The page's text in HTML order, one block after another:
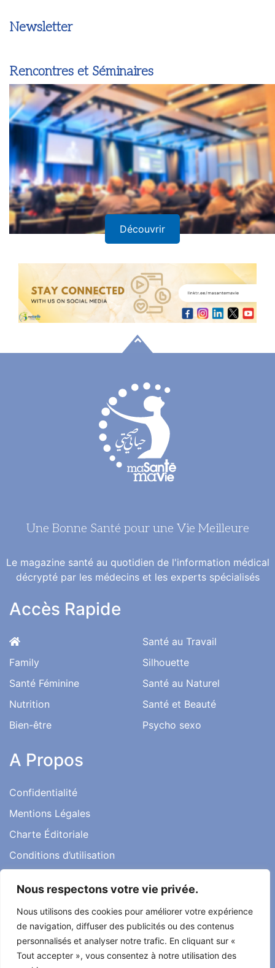
Nous respectons votre vie privée.
Nous utilisons des cookies pour améliorer votre expérience
de navigation, diffuser des publicités ou des contenus
personnalisés et analyser notre trafic. En cliquant sur «
Tout accepter », vous consentez à notre utilisation des
Newsletter
Rencontres et Séminaires
Découvrir
Une Bonne Santé pour une Vie Meilleure
Le magazine santé au quotidien de l'information médical
décrypté par les médecins et les experts spécialisés
Accès Rapide
Family
Santé Féminine
Nutrition
Bien-être
Santé au Travail
Silhouette
Santé au Naturel
Santé et Beauté
Psycho sexo
A Propos
Confidentialité
Mentions Légales
Charte Éditoriale
Conditions d’utilisation
Témoignages
Tout droit réservé ma santé ma vie 2022